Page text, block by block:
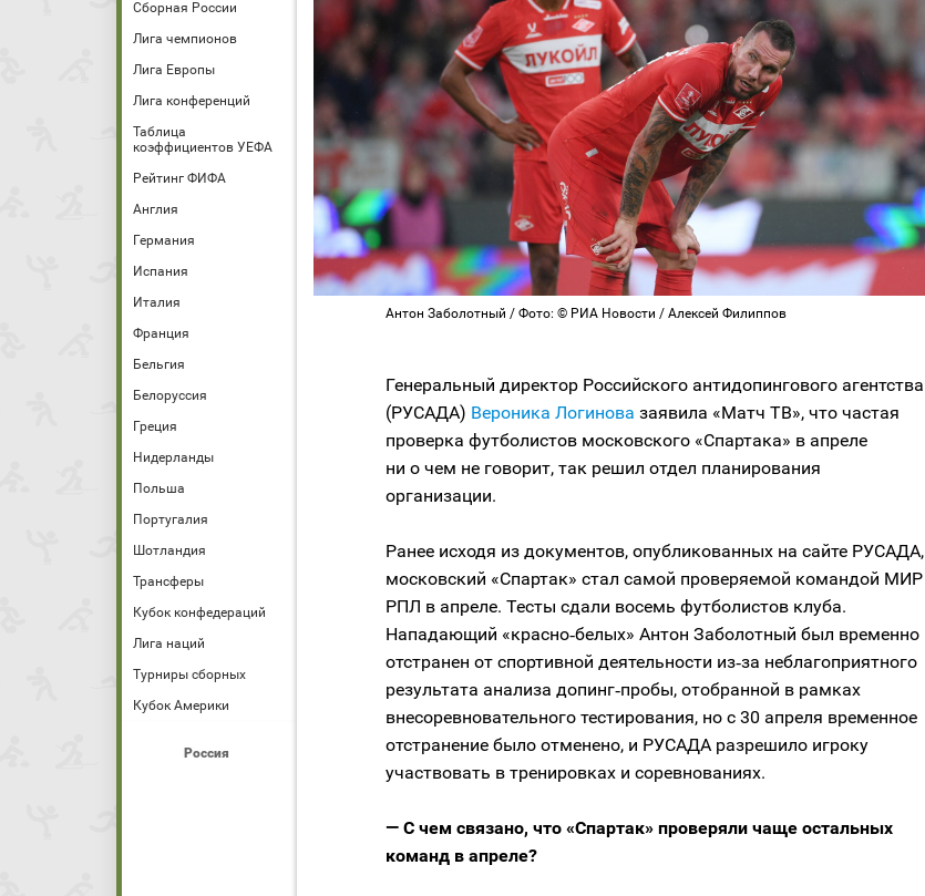
Сборная России
Лига чемпионов
Лига Европы
Лига конференций
Таблица
коэффициентов УЕФА
Рейтинг ФИФА
Англия
Германия
Испания
Италия
Франция
Бельгия
Белоруссия
Греция
Нидерланды
Польша
Португалия
Шотландия
Трансферы
Кубок конфедераций
Лига наций
Турниры сборных
Кубок Америки
Россия
Антон Заболотный / Фото: © РИА Новости / Алексей Филиппов
Генеральный директор Российского антидопингового агентства
(РУСАДА) Вероника Логинова заявила «Матч ТВ», что частая
проверка футболистов московского «Спартака» в апреле
ни о чем не говорит, так решил отдел планирования
организации.
Ранее исходя из документов, опубликованных на сайте РУСАДА,
московский «Спартак» стал самой проверяемой командой МИР
РПЛ в апреле. Тесты сдали восемь футболистов клуба.
Нападающий «красно‑белых» Антон Заболотный был временно
отстранен от спортивной деятельности из‑за неблагоприятного
результата анализа допинг‑пробы, отобранной в рамках
внесоревновательного тестирования, но с 30 апреля временное
отстранение было отменено, и РУСАДА разрешило игроку
участвовать в тренировках и соревнованиях.
— С чем связано, что «Спартак» проверяли чаще остальных
команд в апреле?